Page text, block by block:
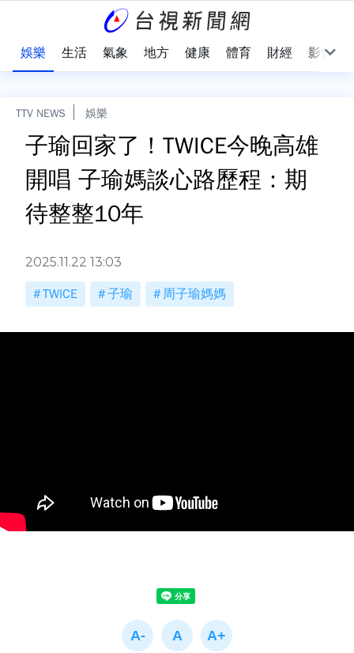
娛樂 生活 氣象 地方 健康 體育 財經 影音
TTV NEWS 娛樂
子瑜回家了！TWICE今晚高雄
開唱 子瑜媽談心路歷程：期
待整整10年
2025.11.22 13:03
TWICE 子瑜 周子瑜媽媽